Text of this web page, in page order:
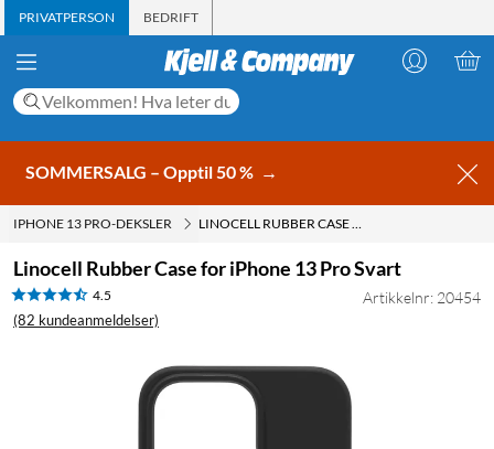
PRIVATPERSON BEDRIFT
SOMMERSALG – Opptil 50 % →
IPHONE 13 PRO-DEKSLER LINOCELL RUBBER CASE FOR IPHONE 13 PRO SVART
Linocell Rubber Case for iPhone 13 Pro Svart
4.5
(82 kundeanmeldelser)
Artikkelnr: 20454